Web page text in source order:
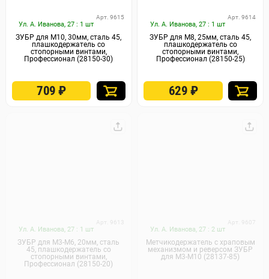
Ул. А. Иванова, 27 : 1 шт
Арт. 9615
ЗУБР для M10, 30мм, сталь 45,
плашкодержатель со
стопорными винтами,
Профессионал (28150-30)
709₽
Ул. А. Иванова, 27 : 1 шт
Арт. 9614
ЗУБР для M8, 25мм, сталь 45,
плашкодержатель со
стопорными винтами,
Профессионал (28150-25)
629 ₽
Ул. А. Иванова, 27 : 1 шт
ЗУБР для M3-M6, 20мм, сталь
45, плашкодержатель со
стопорными винтами,
Профессионал (28150-20)
Ул. А. Иванова, 27 : 2 шт
Метчикодержатель с храповым
механизмом и реверсом ЗУБР
для M3-M10 (28137-85)